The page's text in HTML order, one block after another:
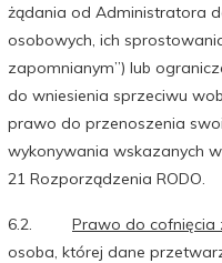
żądania od Administratora
osobowych, ich
zapomnianym”) lub
do wniesienia sprzeciwu
prawo do przenoszenia
wykonywania wskazanych
21 Rozporządzenia RODO.
6.2. Prawo do cofnięcia
osoba, której dane